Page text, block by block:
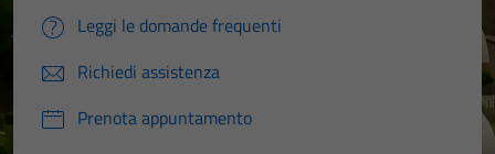
Leggi le domande frequenti
Richiedi assistenza
Prenota appuntamento